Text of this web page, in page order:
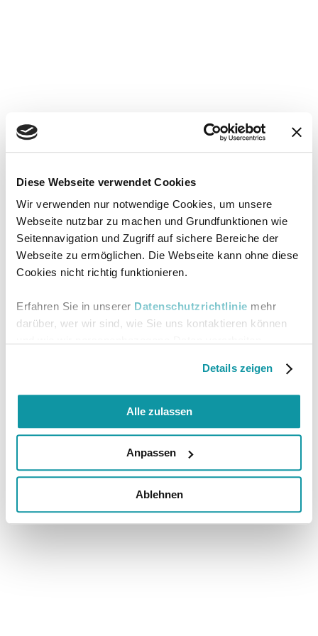
Diese Webseite verwendet Cookies
Wir verwenden nur notwendige Cookies, um unsere
Webseite nutzbar zu machen und Grundfunktionen wie
Seitennavigation und Zugriff auf sichere Bereiche der
Webseite zu ermöglichen. Die Webseite kann ohne diese
Cookies nicht richtig funktionieren.
Erfahren Sie in unserer Datenschutzrichtlinie mehr
darüber, wer wir sind, wie Sie uns kontaktieren können
Details zeigen
Alle zulassen
Anpassen
Ablehnen